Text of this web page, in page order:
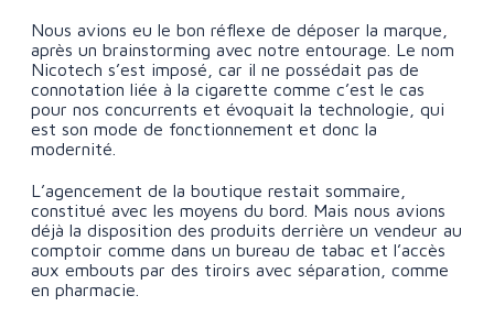
Nous avions eu le bon réflexe de déposer la marque,
après un brainstorming avec notre entourage. Le nom
Nicotech s’est imposé, car il ne possédait pas de
connotation liée à la cigarette comme c’est le cas
pour nos concurrents et évoquait la technologie, qui
est son mode de fonctionnement et donc la
modernité.
L’agencement de la boutique restait sommaire,
constitué avec les moyens du bord. Mais nous avions
déjà la disposition des produits derrière un vendeur au
comptoir comme dans un bureau de tabac et l’accès
aux embouts par des tiroirs avec séparation, comme
en pharmacie.